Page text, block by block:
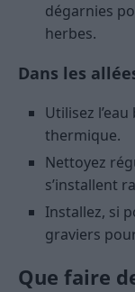
dégarnies
herbes.
Dans les
Utilisez
thermique.
Nettoyez
s’installent
Installez, si
graviers
Que faire